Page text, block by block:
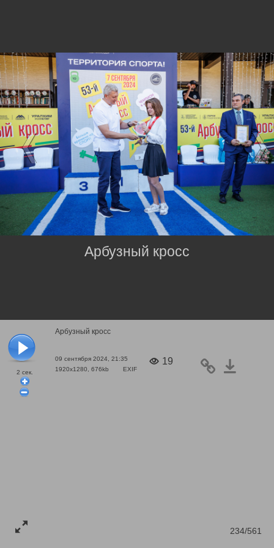
2 сек.
Арбузный кросс
09 сентября 2024, 21:35
1920x1280, 676kb
EXIF
19
234/561
Арбузный кросс